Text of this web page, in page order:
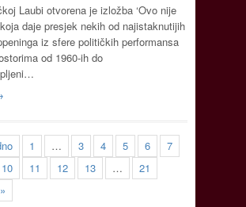
Laubi otvorena je izložba ‘Ovo nije
daje presjek nekih od najistaknutijih
iz sfere političkih performansa
od 1960-ih do
1 … 3 4 5 6
7
10 11 12 13 …
21